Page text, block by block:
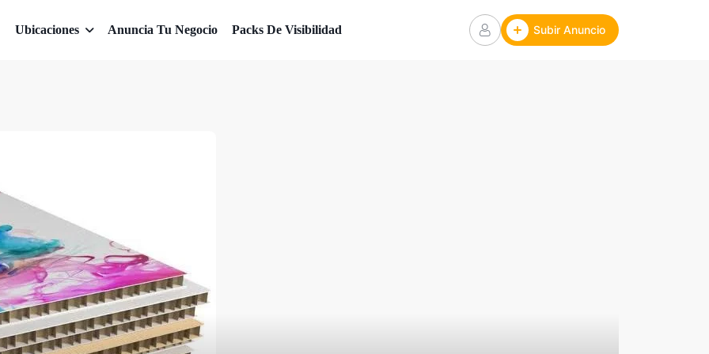
Ubicaciones Anuncia Tu Negocio Packs De Visibilidad Subir Anuncio